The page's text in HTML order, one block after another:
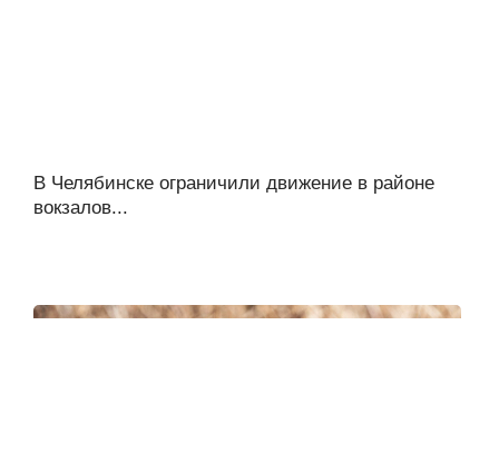
В Челябинске ограничили движение в районе
вокзалов...